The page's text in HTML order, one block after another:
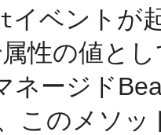
イベントが
属性の値と
ネージド
このメソ